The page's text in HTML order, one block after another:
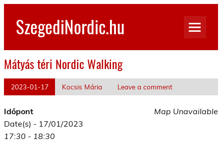
Skip
contentSzegediNordic.hu
Mátyás téri Nordic Walking
2023-01-17 Kocsis Mária Leave a comment
Map Unavailable
Időpont
Date(s) - 17/01/2023
17:30 - 18:30